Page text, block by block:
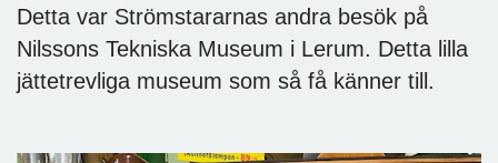
Detta var Strömstararnas andra besök på
Nilssons Tekniska Museum i Lerum. Detta lilla
jättetrevliga museum som så få känner till.